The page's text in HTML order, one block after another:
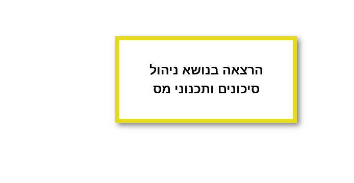
הרצאה בנושא ניהול
סיכונים ותכנוני מס